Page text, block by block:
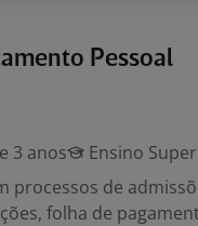
Pessoal
3 anos Ensino
processos de
folha de